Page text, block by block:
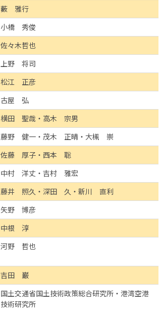
藪 雅行
小橋 秀俊
佐々木哲也
上野 将司
松江 正彦
古屋 弘
横田 聖哉・高木 宗男
藤野 健一・茂木 正晴・大槻 崇
佐藤 厚子・西本 聡
中村 洋丈・吉村 雅宏
藤井 照久・深田 久・新川 直利
矢野 博彦
中根 淳
河野 哲也
吉田 巌
国土交通省国土技術政策総合研究所・港湾空港
技術研究所